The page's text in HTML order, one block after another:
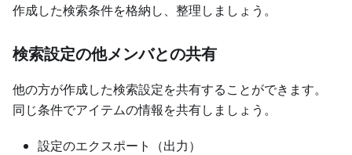
作成した検索条件を格納し、整理しましょう。
検索設定の他メンバとの共有
他の方が作成した検索設定を共有することができます。
同じ条件でアイテムの情報を共有しましょう。
設定のエクスポート（出力）